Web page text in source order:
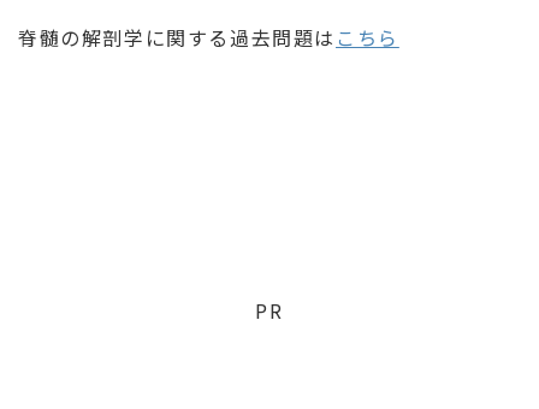
脊髄の解剖学に関する過去問題は こちら
PR